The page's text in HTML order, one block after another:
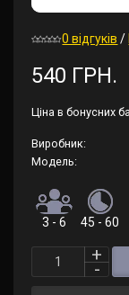
0 відгуків /
540 ГРН.
Ціна в бонусних
Виробник:
Модель:
3 - 6 45 - 60